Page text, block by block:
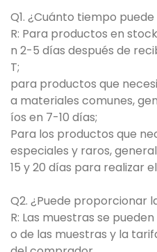
Q1. ¿Cuánto tiempo
R: Para productos en
n 2-5 días después de
T;
para productos que
a materiales comunes,
íos en 7-10 días;
Para los productos que
especiales y raros,
15 y 20 días para realizar
Q2. ¿Puede proporcionar
R: Las muestras se
o de las muestras y la